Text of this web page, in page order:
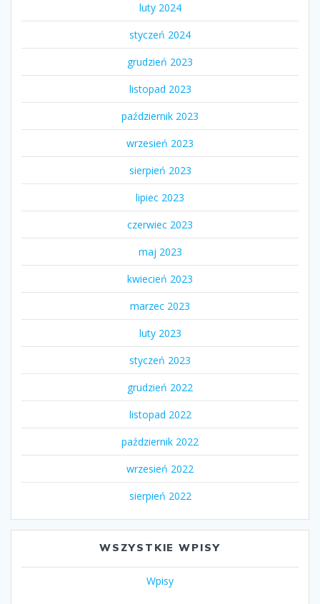
luty 2024
styczeń 2024
grudzień 2023
listopad 2023
październik 2023
wrzesień 2023
sierpień 2023
lipiec 2023
czerwiec 2023
maj 2023
kwiecień 2023
marzec 2023
luty 2023
styczeń 2023
grudzień 2022
listopad 2022
październik 2022
wrzesień 2022
sierpień 2022
WSZYSTKIE WPISY
Wpisy